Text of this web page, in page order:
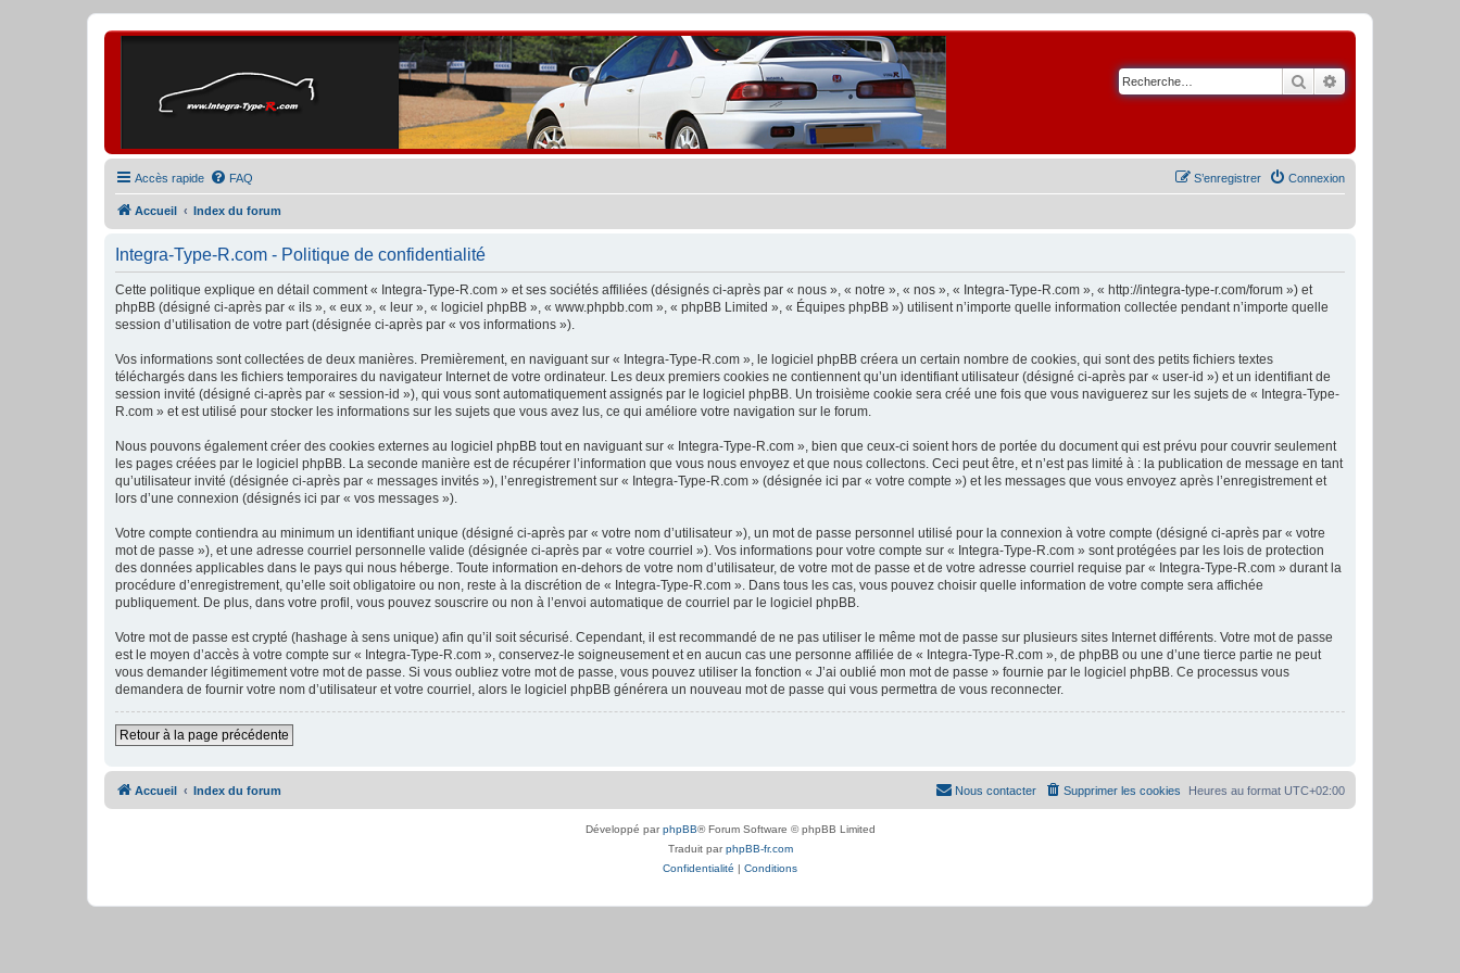
Rechercher
Accès rapide FAQ Connexion
S’enregistrer
Accueil Index du forum
Integra-Type-R.com - Politique de confidentialité
Cette politique explique en détail comment « Integra-Type-R.com » et ses sociétés affiliées (désignés ci-après par « nous », « notre », « nos », « Integra-Type-R.com », « http://integra-type-r.com/forum ») et
phpBB (désigné ci-après par « ils », « eux », « leur », « logiciel phpBB », « www.phpbb.com », « phpBB Limited », « Équipes phpBB ») utilisent n’importe quelle information collectée pendant n’importe quelle
session d’utilisation de votre part (désignée ci-après par « vos informations »).
Vos informations sont collectées de deux manières. Premièrement, en naviguant sur « Integra-Type-R.com », le logiciel phpBB créera un certain nombre de cookies, qui sont des petits fichiers textes
téléchargés dans les fichiers temporaires du navigateur Internet de votre ordinateur. Les deux premiers cookies ne contiennent qu’un identifiant utilisateur (désigné ci-après par « user-id ») et un identifiant de
session invité (désigné ci-après par « session-id »), qui vous sont automatiquement assignés par le logiciel phpBB. Un troisième cookie sera créé une fois que vous naviguerez sur les sujets de « Integra-Type-
R.com » et est utilisé pour stocker les informations sur les sujets que vous avez lus, ce qui améliore votre navigation sur le forum.
Nous pouvons également créer des cookies externes au logiciel phpBB tout en naviguant sur « Integra-Type-R.com », bien que ceux-ci soient hors de portée du document qui est prévu pour couvrir seulement
les pages créées par le logiciel phpBB. La seconde manière est de récupérer l’information que vous nous envoyez et que nous collectons. Ceci peut être, et n’est pas limité à : la publication de message en tant
qu’utilisateur invité (désignée ci-après par « messages invités »), l’enregistrement sur « Integra-Type-R.com » (désignée ici par « votre compte ») et les messages que vous envoyez après l’enregistrement et
lors d’une connexion (désignés ici par « vos messages »).
Votre compte contiendra au minimum un identifiant unique (désigné ci-après par « votre nom d’utilisateur »), un mot de passe personnel utilisé pour la connexion à votre compte (désigné ci-après par « votre
mot de passe »), et une adresse courriel personnelle valide (désignée ci-après par « votre courriel »). Vos informations pour votre compte sur « Integra-Type-R.com » sont protégées par les lois de protection
des données applicables dans le pays qui nous héberge. Toute information en-dehors de votre nom d’utilisateur, de votre mot de passe et de votre adresse courriel requise par « Integra-Type-R.com » durant la
procédure d’enregistrement, qu’elle soit obligatoire ou non, reste à la discrétion de « Integra-Type-R.com ». Dans tous les cas, vous pouvez choisir quelle information de votre compte sera affichée
publiquement. De plus, dans votre profil, vous pouvez souscrire ou non à l’envoi automatique de courriel par le logiciel phpBB.
Votre mot de passe est crypté (hashage à sens unique) afin qu’il soit sécurisé. Cependant, il est recommandé de ne pas utiliser le même mot de passe sur plusieurs sites Internet différents. Votre mot de passe
est le moyen d’accès à votre compte sur « Integra-Type-R.com », conservez-le soigneusement et en aucun cas une personne affiliée de « Integra-Type-R.com », de phpBB ou une d’une tierce partie ne peut
vous demander légitimement votre mot de passe. Si vous oubliez votre mot de passe, vous pouvez utiliser la fonction « J’ai oublié mon mot de passe » fournie par le logiciel phpBB. Ce processus vous
demandera de fournir votre nom d’utilisateur et votre courriel, alors le logiciel phpBB générera un nouveau mot de passe qui vous permettra de vous reconnecter.
Retour à la page précédente
Accueil Index du forum Heures au format UTC+02:00
Supprimer les cookies
Nous contacter
Développé parphpBB® Forum Software © phpBB Limited
Traduit parphpBB-fr.com
Confidentialité | Conditions